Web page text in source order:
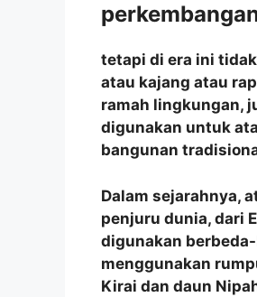
tetapi di era ini
atau kajang atau
ramah lingkungan,
digunakan untuk
bangunan
Dalam sejarahnya,
penjuru dunia, dari
digunakan
menggunakan
Kirai dan daun